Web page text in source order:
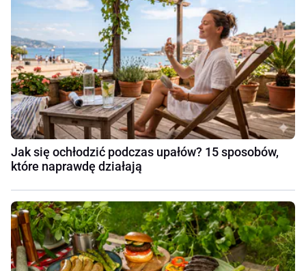
Jak się ochłodzić podczas upałów? 15 sposobów,
które naprawdę działają